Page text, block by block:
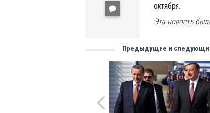
октября.
Эта новость
Предыдущие и